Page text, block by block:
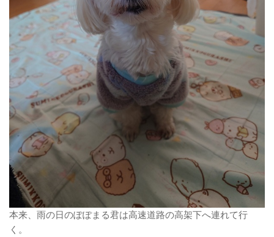
本来、雨の日のぽぽまる君は高速道路の高架下へ連れて行
く。